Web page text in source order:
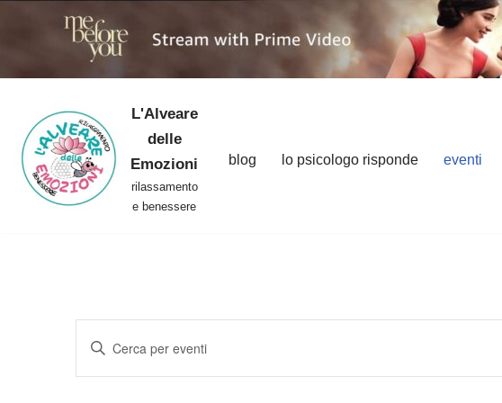
Vai
al
contenuto
L'Alveare
delle
Emozioni
rilassamento
e benessere
blog lo psicologo risponde eventi
Eventi
Ricerca
Inserisci